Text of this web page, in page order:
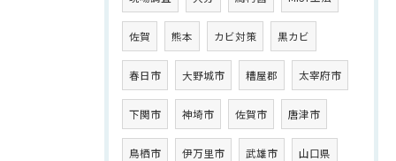
佐賀 熊本 カビ対策 黒カビ
春日市 大野城市 糟屋郡 太宰府市
下関市 神埼市 佐賀市 唐津市
鳥栖市 伊万里市 武雄市 山口県